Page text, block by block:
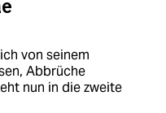
von seinem
Abbrüche
nun in die zweite